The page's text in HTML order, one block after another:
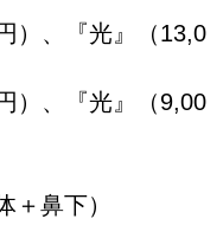
）、『光』（13,0
）、『光』（9,00
＋鼻下）